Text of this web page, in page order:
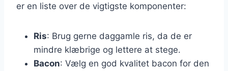
er en liste over de vigtigste komponenter:
Ris: Brug gerne daggamle ris, da de er
mindre klæbrige og lettere at stege.
Bacon: Vælg en god kvalitet bacon for den